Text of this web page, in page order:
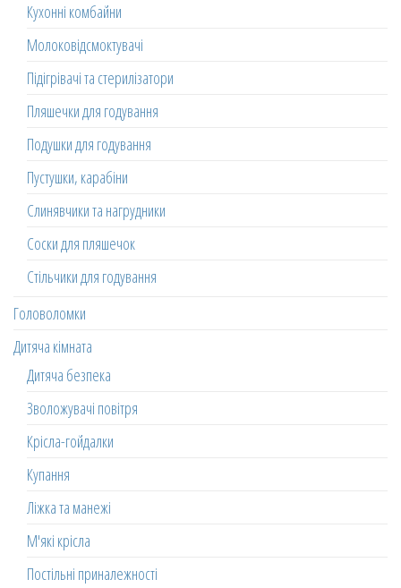
Кухонні комбайни
Молоковідсмоктувачі
Підігрівачі та стерилізатори
Пляшечки для годування
Подушки для годування
Пустушки, карабіни
Слинявчики та нагрудники
Соски для пляшечок
Стільчики для годування
Головоломки
Дитяча кімната
Дитяча безпека
Зволожувачі повітря
Крісла-гойдалки
Купання
Ліжка та манежі
М'які крісла
Постільні приналежності